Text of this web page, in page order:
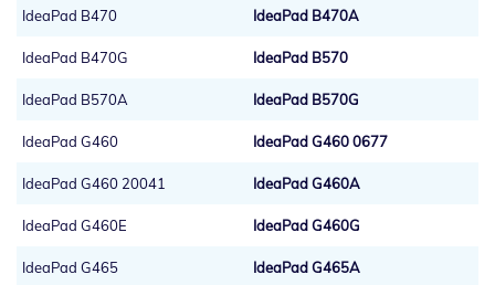
IdeaPad B470 IdeaPad B470A
IdeaPad B470G IdeaPad B570
IdeaPad B570A IdeaPad B570G
IdeaPad G460 IdeaPad G460 0677
IdeaPad G460 20041 IdeaPad G460A
IdeaPad G460E IdeaPad G460G
IdeaPad G465 IdeaPad G465A